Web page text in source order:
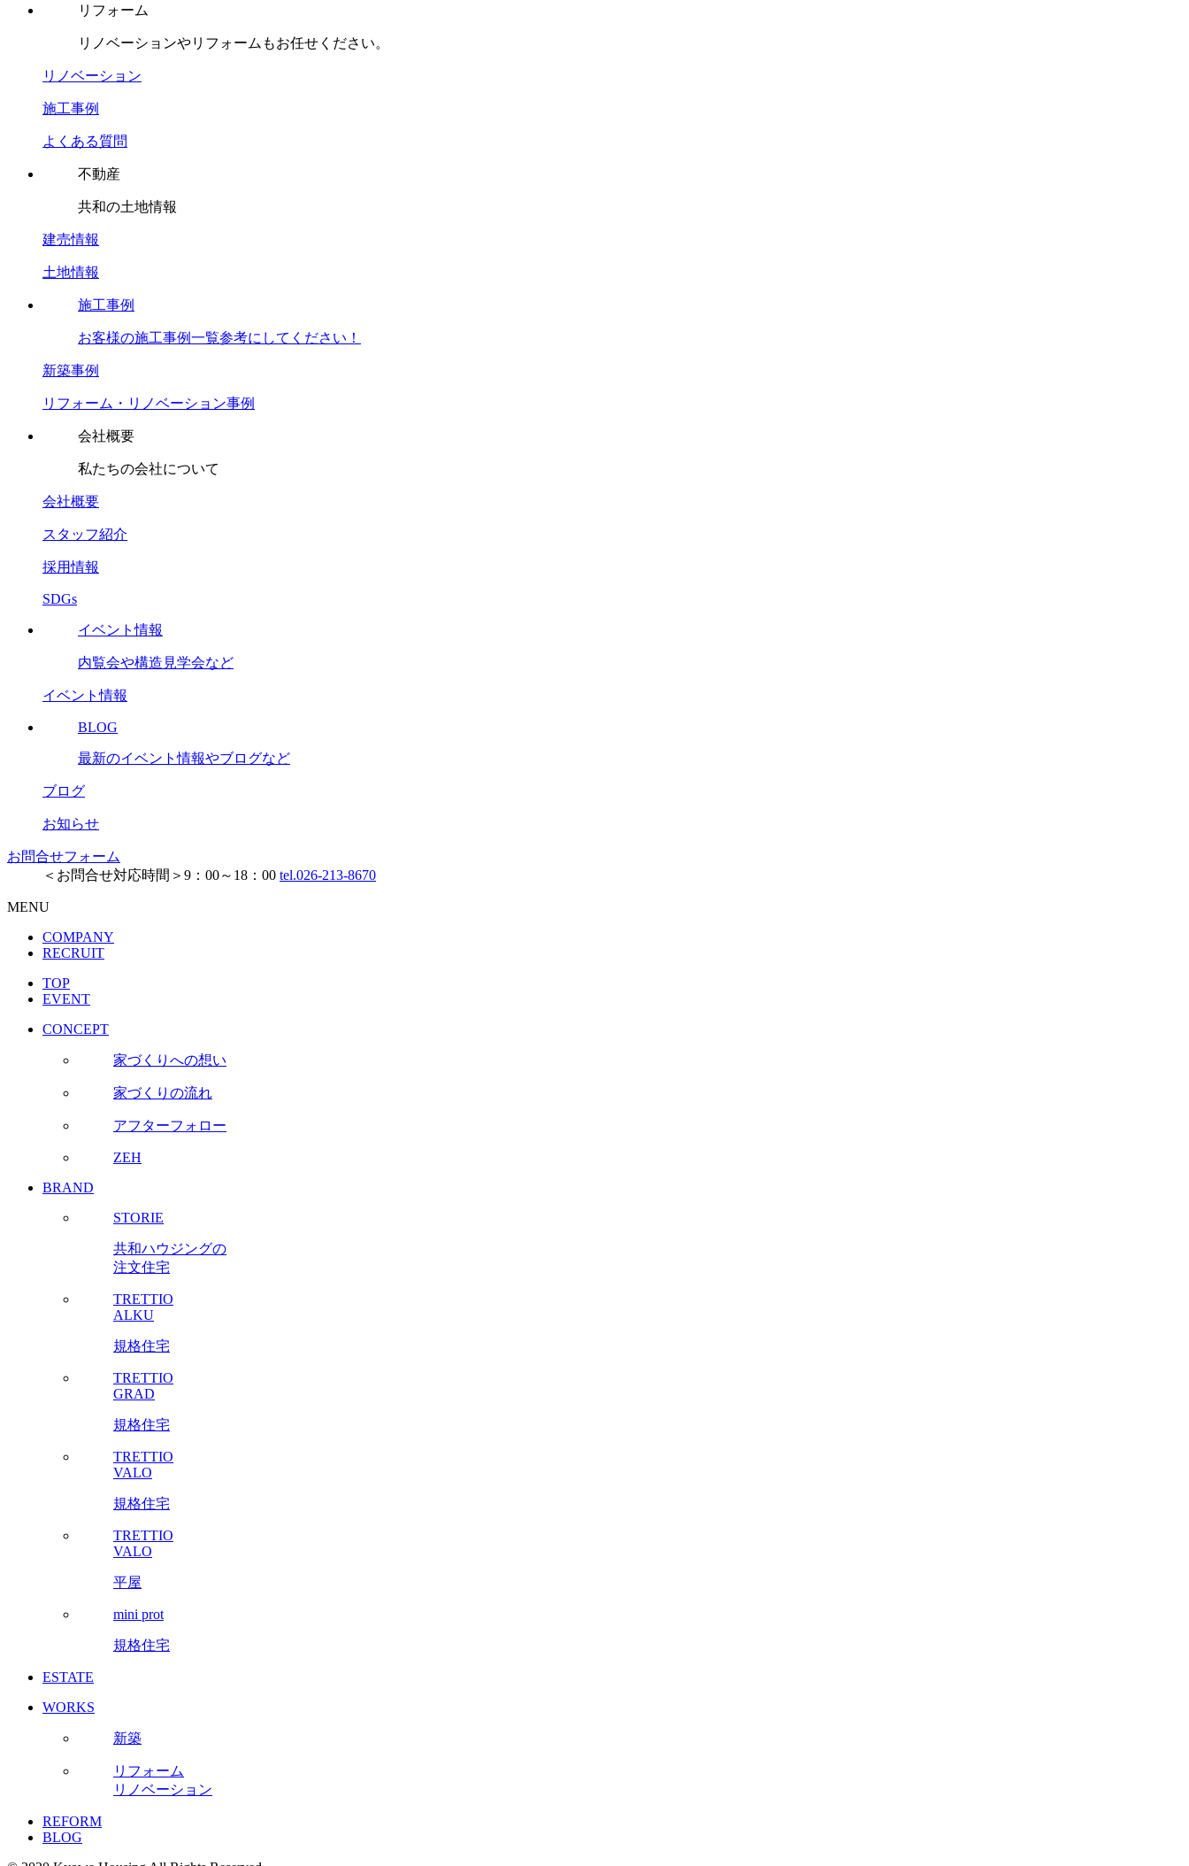
リフォーム
リノベーションやリフォームもお任せください。
リノベーション
施工事例
よくある質問
不動産
共和の土地情報
建売情報
土地情報
施工事例
お客様の施工事例一覧参考にしてください！
新築事例
リフォーム・リノベーション事例
会社概要
私たちの会社について
会社概要
スタッフ紹介
採用情報
SDGs
イベント情報
内覧会や構造見学会など
イベント情報
BLOG
最新のイベント情報やブログなど
ブログ
お知らせ
お問合せフォーム
＜お問合せ対応時間＞9：00～18：00 tel.026-213-8670
MENU
COMPANY
RECRUIT
TOP
EVENT
CONCEPT
家づくりへの想い
家づくりの流れ
アフターフォロー
ZEH
BRAND
STORIE
共和ハウジングの
注文住宅
TRETTIO
ALKU
規格住宅
TRETTIO
GRAD
規格住宅
TRETTIO
VALO
規格住宅
TRETTIO
VALO
平屋
mini prot
規格住宅
ESTATE
WORKS
新築
リフォーム
リノベーション
REFORM
BLOG